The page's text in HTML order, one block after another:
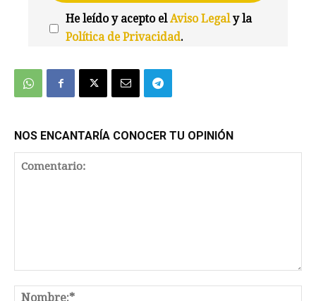
He leído y acepto elAviso Legaly la
Política de Privacidad.
NOS ENCANTARÍA CONOCER TU OPINIÓN